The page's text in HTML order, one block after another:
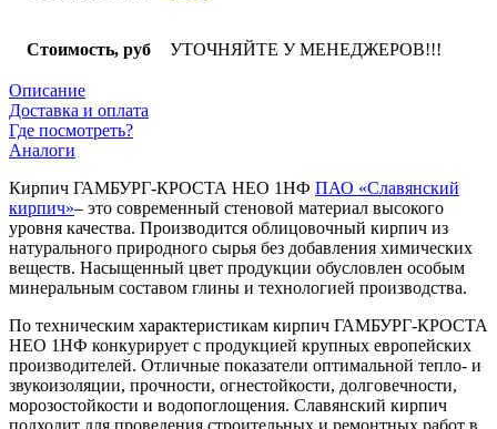
Стоимость, руб УТОЧНЯЙТЕ У МЕНЕДЖЕРОВ!!!
Описание
Доставка и оплата
Где посмотреть?
Аналоги
Кирпич ГАМБУРГ-КРОСТА НЕО 1НФ ПАО «Славянский
кирпич»– это современный стеновой материал высокого
уровня качества. Производится облицовочный кирпич из
натурального природного сырья без добавления химических
веществ. Насыщенный цвет продукции обусловлен особым
минеральным составом глины и технологией производства.
По техническим характеристикам кирпич ГАМБУРГ-КРОСТА
НЕО 1НФ конкурирует с продукцией крупных европейских
производителей. Отличные показатели оптимальной тепло- и
звукоизоляции, прочности, огнестойкости, долговечности,
морозостойкости и водопоглощения. Славянский кирпич
подходит для проведения строительных и ремонтных работ в